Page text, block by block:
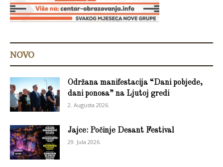
NOVO
Održana manifestacija “Dani pobjede,
dani ponosa” na Ljutoj gredi
2. Augusta 2026.
Jajce: Počinje Desant Festival
29. Jula 2026.